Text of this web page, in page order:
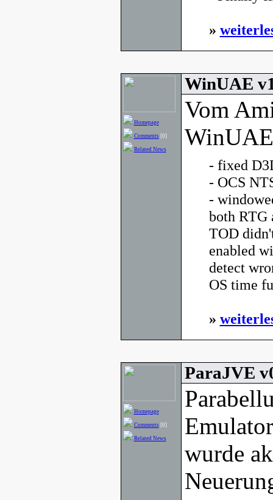
»
Homepage
Comments [0]
Related News
WinUAE
Vom
- fixed
- OCS
-
both RTG
TOD
enabled
detect
OS time
»
Homepage
Comments [0]
Related News
ParaJVE
wurde